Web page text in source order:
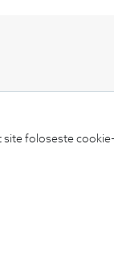
site foloseste